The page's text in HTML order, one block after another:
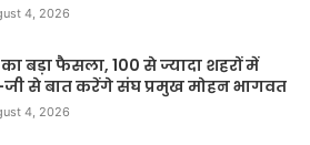
4, 2026
का बड़ा फैसला, 100 से ज्यादा शहरों में
से बात करेंगे संघ प्रमुख मोहन भागवत
4, 2026